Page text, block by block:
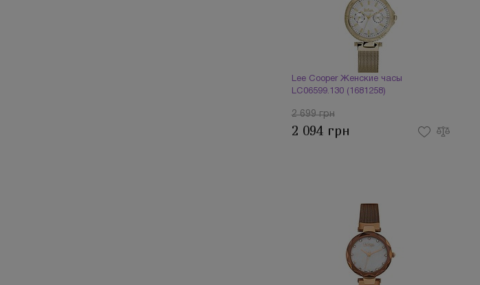
Lee Cooper Женские часы
LC06599.130 (1681258)
2 699 грн
2 094 грн